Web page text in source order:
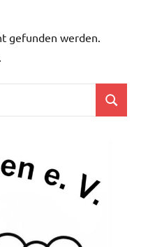
gefunden werden.
Suchen